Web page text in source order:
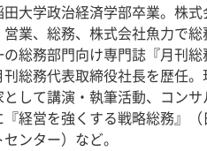
田大学政治経済学部卒業。株
営業、総務、株式会社魚力で
の総務部門向け専門誌『月刊
刊総務代表取締役社長を歴任
として講演・執筆活動、コン
『経営を強くする戦略総務』
センター）など。